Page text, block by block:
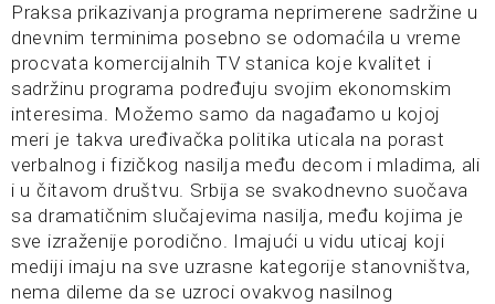
Praksa prikazivanja programa neprimerene sadržine u
dnevnim terminima posebno se odomaćila u vreme
procvata komercijalnih TV stanica koje kvalitet i
sadržinu programa podređuju svojim ekonomskim
interesima. Možemo samo da nagađamo u kojoj
meri je takva uređivačka politika uticala na porast
verbalnog i fizičkog nasilja među decom i mladima, ali
i u čitavom društvu. Srbija se svakodnevno suočava
sa dramatičnim slučajevima nasilja, među kojima je
sve izraženije porodično. Imajući u vidu uticaj koji
mediji imaju na sve uzrasne kategorije stanovništva,
nema dileme da se uzroci ovakvog nasilnog